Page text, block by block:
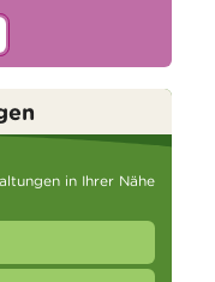
in Ihrer Nähe